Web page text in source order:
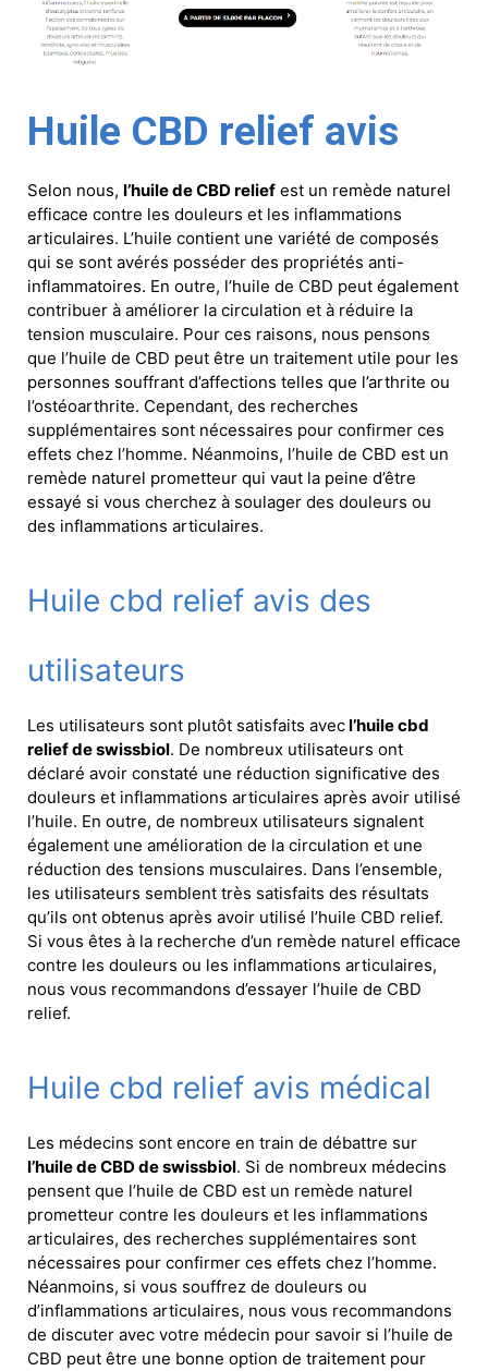
Huile CBD relief avis
Selon nous, l’huile de CBD relief est un remède naturel
efficace contre les douleurs et les inflammations
articulaires. L’huile contient une variété de composés
qui se sont avérés posséder des propriétés anti-
inflammatoires. En outre, l’huile de CBD peut également
contribuer à améliorer la circulation et à réduire la
tension musculaire. Pour ces raisons, nous pensons
que l’huile de CBD peut être un traitement utile pour les
personnes souffrant d’affections telles que l’arthrite ou
l’ostéoarthrite. Cependant, des recherches
supplémentaires sont nécessaires pour confirmer ces
effets chez l’homme. Néanmoins, l’huile de CBD est un
remède naturel prometteur qui vaut la peine d’être
essayé si vous cherchez à soulager des douleurs ou
des inflammations articulaires.
Huile cbd relief avis des
utilisateurs
Les utilisateurs sont plutôt satisfaits avecl’huile cbd
relief de swissbiol. De nombreux utilisateurs ont
déclaré avoir constaté une réduction significative des
douleurs et inflammations articulaires après avoir utilisé
l’huile. En outre, de nombreux utilisateurs signalent
également une amélioration de la circulation et une
réduction des tensions musculaires. Dans l’ensemble,
les utilisateurs semblent très satisfaits des résultats
qu’ils ont obtenus après avoir utilisé l’huile CBD relief.
Si vous êtes à la recherche d’un remède naturel efficace
contre les douleurs ou les inflammations articulaires,
nous vous recommandons d’essayer l’huile de CBD
relief.
Huile cbd relief avis médical
Les médecins sont encore en train de débattre sur
l’huile de CBD de swissbiol. Si de nombreux médecins
pensent que l’huile de CBD est un remède naturel
prometteur contre les douleurs et les inflammations
articulaires, des recherches supplémentaires sont
nécessaires pour confirmer ces effets chez l’homme.
Néanmoins, si vous souffrez de douleurs ou
d’inflammations articulaires, nous vous recommandons
de discuter avec votre médecin pour savoir si l’huile de
CBD peut être une bonne option de traitement pour